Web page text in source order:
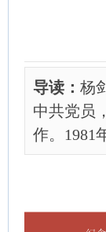
导读： 杨
中共党员
作。1981